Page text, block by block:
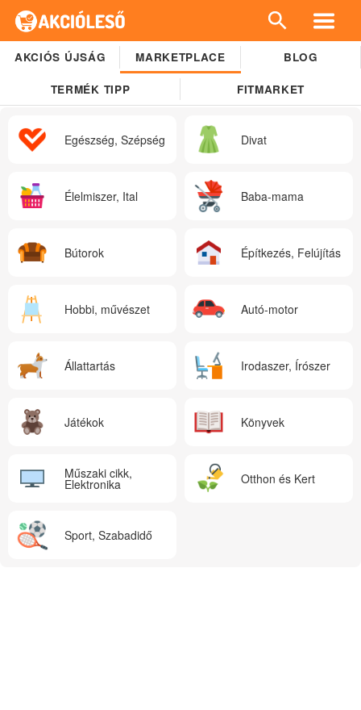
AKCIÓS ÚJSÁG MARKETPLACE BLOG
TERMÉK TIPP FITMARKET
Egészség, Szépség Divat
Élelmiszer, Ital Baba-mama
Bútorok Építkezés, Felújítás
Hobbi, művészet Autó-motor
Állattartás Irodaszer, Írószer
Játékok Könyvek
Műszaki cikk,
Elektronika Otthon és Kert
Sport, Szabadidő